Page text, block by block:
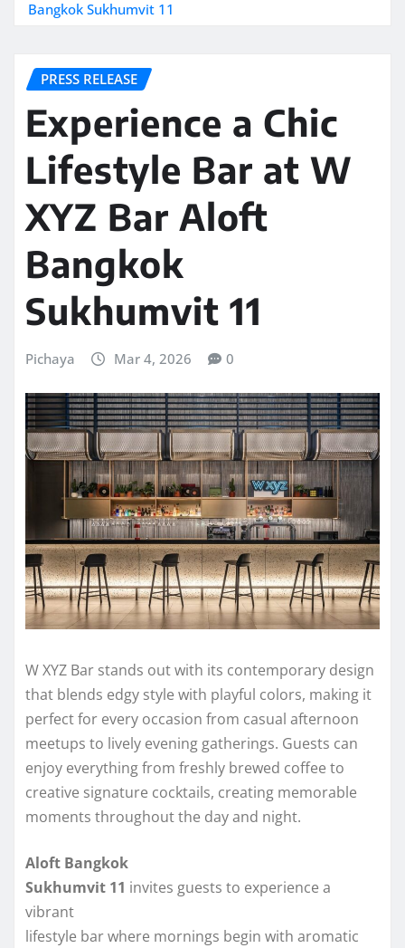
Bangkok Sukhumvit 11
PRESS RELEASE
Experience a Chic
Lifestyle Bar at W
XYZ Bar Aloft
Bangkok
Sukhumvit 11
Pichaya Mar 4, 2026 0
W XYZ Bar stands out with its contemporary design
that blends edgy style with playful colors, making it
perfect for every occasion from casual afternoon
meetups to lively evening gatherings. Guests can
enjoy everything from freshly brewed coffee to
creative signature cocktails, creating memorable
moments throughout the day and night.
Aloft Bangkok
Sukhumvit 11 invites guests to experience a
vibrant
lifestyle bar where mornings begin with aromatic